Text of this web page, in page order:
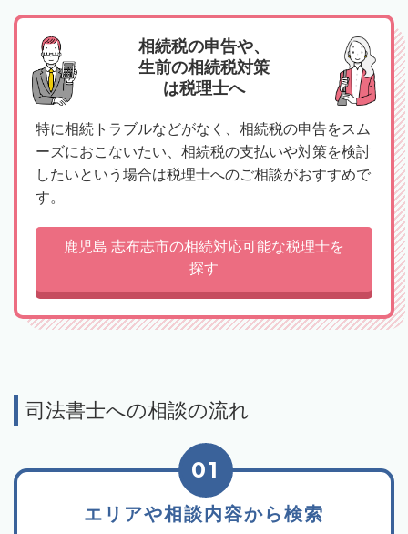
相続税の申告や、
生前の相続税対策
は税理士へ
特に相続トラブルなどがなく、相続税の申告をスム
ーズにおこないたい、相続税の支払いや対策を検討
したいという場合は税理士へのご相談がおすすめで
す。
鹿児島 志布志市の相続対応可能な税理士を
探す
司法書士への相談の流れ
エリアや相談内容から検索
01